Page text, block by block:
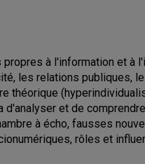
à l'information et à
les relations publiques,
théorique
et de
à écho, fausses
rôles et